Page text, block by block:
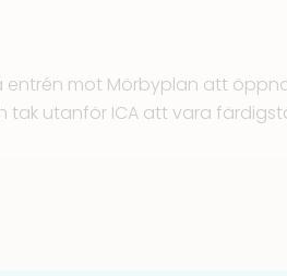
mot Mörbyplan att
utanför ICA att vara